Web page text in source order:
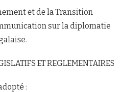
et de la Transition
sur la diplomatie
ET REGLEMENTAIRES
: